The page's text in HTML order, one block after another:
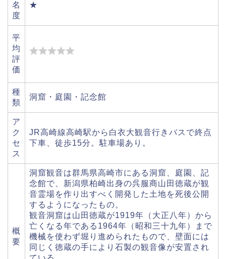
名
度
★
平
均
評
価
種
類
洞窟・庭園・記念館
ア
ク
セ
ス
JR高崎線高崎駅から白衣大観音行きバスで終点
下車、徒歩15分。駐車場あり。
概
要
洞窟観音は群馬県高崎市にある洞窟、庭園、記
念館で、新潟県柏崎出身の呉服商山田徳蔵が観
音霊場を作り出すべく開発した土地を死後公開
するようになったもの。
観音洞窟は山田徳蔵が1919年（大正八年）から
亡くなる年である1964年（昭和三十九年）まで
機械を使わず堀り進められたもので、壁面には
同じく徳蔵の手により石製の観音像が安置され